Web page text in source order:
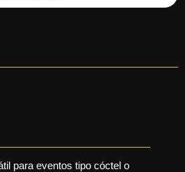
para eventos tipo cóctel o